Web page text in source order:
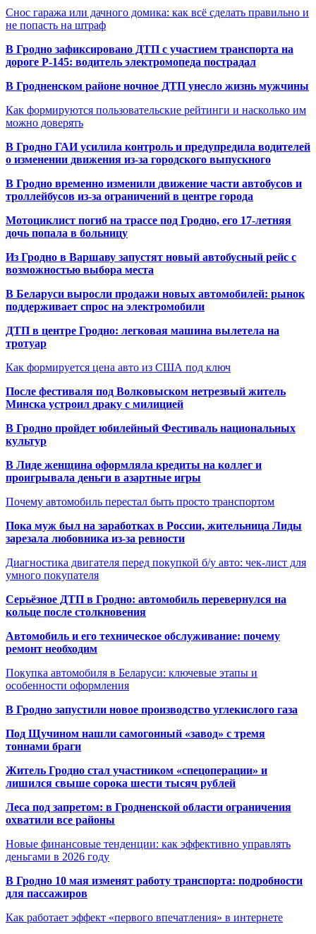
Снос гаража или дачного домика: как всё сделать правильно и
не попасть на штраф
В Гродно зафиксировано ДТП с участием транспорта на
дороге Р-145: водитель электромопеда пострадал
В Гродненском районе ночное ДТП унесло жизнь мужчины
Как формируются пользовательские рейтинги и насколько им
можно доверять
В Гродно ГАИ усилила контроль и предупредила водителей
о изменении движения из-за городского выпускного
В Гродно временно изменили движение части автобусов и
троллейбусов из-за ограничений в центре города
Мотоциклист погиб на трассе под Гродно, его 17-летняя
дочь попала в больницу
Из Гродно в Варшаву запустят новый автобусный рейс с
возможностью выбора места
В Беларуси выросли продажи новых автомобилей: рынок
поддерживает спрос на электромобили
ДТП в центре Гродно: легковая машина вылетела на
тротуар
Как формируется цена авто из США под ключ
После фестиваля под Волковыском нетрезвый житель
Минска устроил драку с милицией
В Гродно пройдет юбилейный Фестиваль национальных
культур
В Лиде женщина оформляла кредиты на коллег и
проигрывала деньги в азартные игры
Почему автомобиль перестал быть просто транспортом
Пока муж был на заработках в России, жительница Лиды
зарезала любовника из-за ревности
Диагностика двигателя перед покупкой б/у авто: чек-лист для
умного покупателя
Серьёзное ДТП в Гродно: автомобиль перевернулся на
кольце после столкновения
Автомобиль и его техническое обслуживание: почему
ремонт необходим
Покупка автомобиля в Беларуси: ключевые этапы и
особенности оформления
В Гродно запустили новое производство углекислого газа
Под Щучином нашли самогонный «завод» с тремя
тоннами браги
Житель Гродно стал участником «спецоперации» и
лишился свыше сорока шести тысяч рублей
Леса под запретом: в Гродненской области ограничения
охватили все районы
Новые финансовые тенденции: как эффективно управлять
деньгами в 2026 году
В Гродно 10 мая изменят работу транспорта: подробности
для пассажиров
Как работает эффект «первого впечатления» в интернете